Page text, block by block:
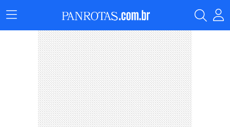
Menu
Principal